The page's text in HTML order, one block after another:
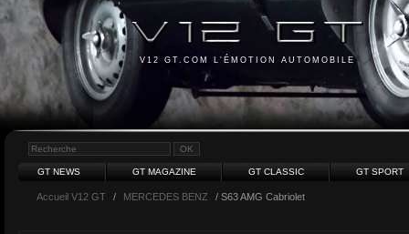
V12 GT.COM L'ÉMOTION AUTOMOBILE
GT NEWS GT MAGAZINE GT CLASSIC GT SPORT
Accueil V12 GT / MERCEDES BENZ / S63 AMG Cabriolet